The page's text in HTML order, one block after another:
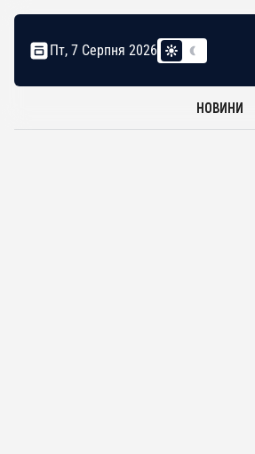
Пт, 7 Серпня 2026
НОВИНИ